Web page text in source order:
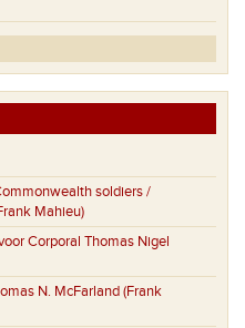
soldiers /
Mahieu)
Corporal Thomas Nigel
N. McFarland (Frank